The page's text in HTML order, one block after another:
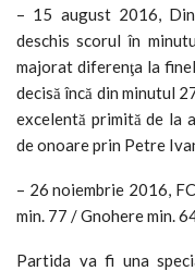
– 15 august 2016,
deschis scorul în
majorat diferenţa la
decisă încă din minutul
excelentă primită de la
de onoare prin Petre
– 26 noiembrie 2016,
min. 77 / Gnohere min.
Partida va fi una